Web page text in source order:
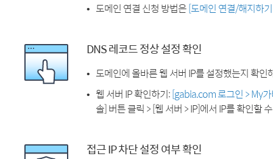
도메인 연결 신청 방법은[도메인 연결/해지하
DNS 레코드 정상 설정 확인
도메인에 올바른 웹 서버 IP를 설정했는지 확인
웹 서버 IP 확인하기:[gabia.com 로그인 > My
솔] 버튼 클릭 > [웹 서버 > IP]에서 IP를 확인할
접근 IP 차단 설정 여부 확인